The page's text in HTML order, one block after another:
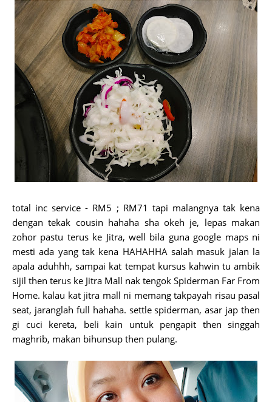
total inc service - RM5 ; RM71 tapi malangnya tak kena
dengan tekak cousin hahaha sha okeh je, lepas makan
zohor pastu terus ke Jitra, well bila guna google maps ni
mesti ada yang tak kena HAHAHHA salah masuk jalan la
apala aduhhh, sampai kat tempat kursus kahwin tu ambik
sijil then terus ke Jitra Mall nak tengok Spiderman Far From
Home. kalau kat jitra mall ni memang takpayah risau pasal
seat, jaranglah full hahaha. settle spiderman, asar jap then
gi cuci kereta, beli kain untuk pengapit then singgah
maghrib, makan bihunsup then pulang.